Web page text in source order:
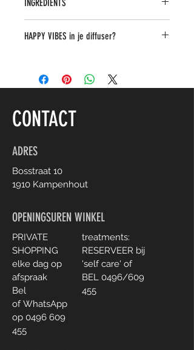
INGREDIENTS
HAPPY VIBES in je diffuser?
2 druppels ORANGE
2 druppels LIME
CONTACT
ADRES
Bosstraat 10
1910 Kampenhout
OPENINGSUREN WINKEL
PRIVATE
SHOPPING
elke dag op
afspraak
Bel
ofWhatsApp
op 0496 609
455
treatments:
RESERVEER bij
'self care' of
BEL 0496/609
455